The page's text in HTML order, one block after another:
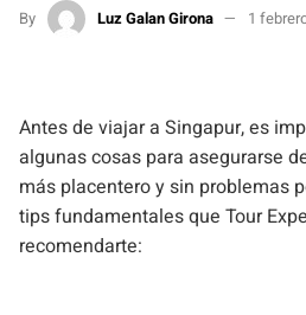
By Luz Galan Girona 1
Antes de viajar a Singapur, es
algunas cosas para asegurarse
más placentero y sin problemas
tips fundamentales que Tour
recomendarte: